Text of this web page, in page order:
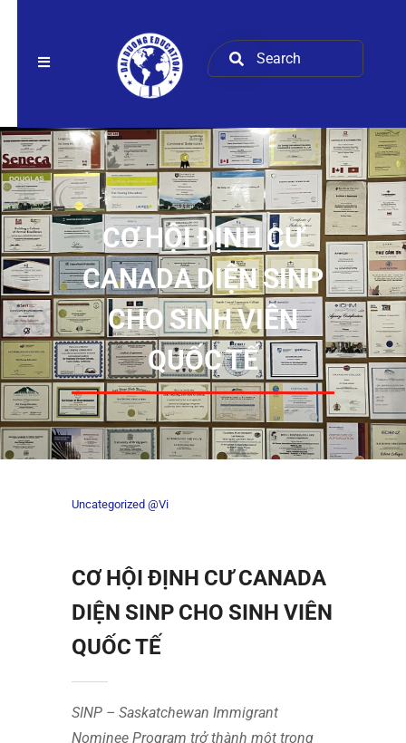
CƠ HỘI ĐỊNH CƯ
CANADA DIỆN SINP
CHO SINH VIÊN
QUỐC TẾ
Uncategorized @vi
CƠ HỘI ĐỊNH CƯ CANADA
DIỆN SINP CHO SINH VIÊN
QUỐC TẾ
SINP – Saskatchewan Immigrant
Nominee Program trở thành một trong